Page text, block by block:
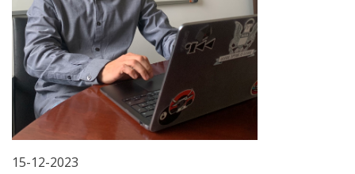
15-12-2023